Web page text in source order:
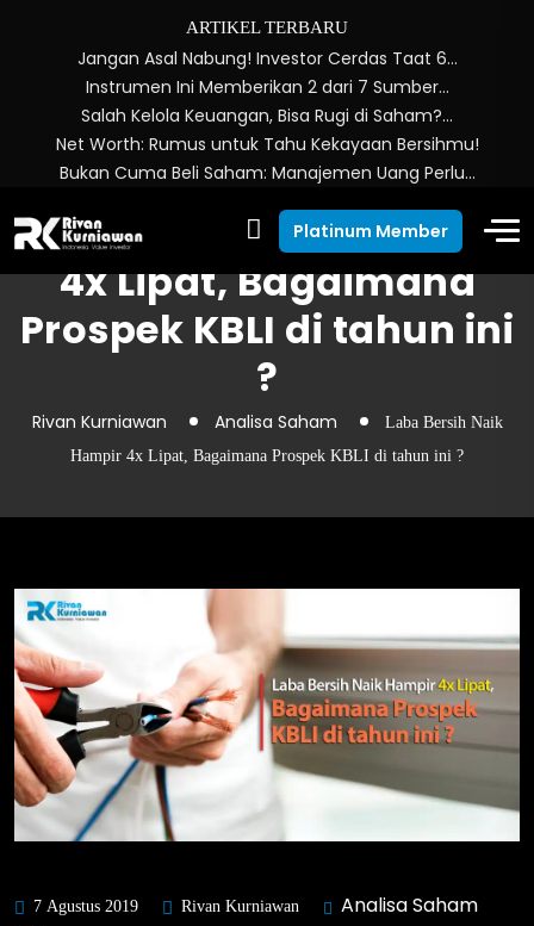
ARTIKEL TERBARU
Jangan Asal Nabung! Investor Cerdas Taat 6…
Instrumen Ini Memberikan 2 dari 7 Sumber…
Salah Kelola Keuangan, Bisa Rugi di Saham?…
Net Worth: Rumus untuk Tahu Kekayaan Bersihmu!
Bukan Cuma Beli Saham: Manajemen Uang Perlu…
Platinum Member
Laba Bersih Naik Hampir
4x Lipat, Bagaimana
Prospek KBLI di tahun ini
?
Rivan Kurniawan Analisa Saham
Laba Bersih Naik
Hampir 4x Lipat, Bagaimana Prospek KBLI di tahun ini ?
7 Agustus 2019 Rivan Kurniawan Analisa Saham